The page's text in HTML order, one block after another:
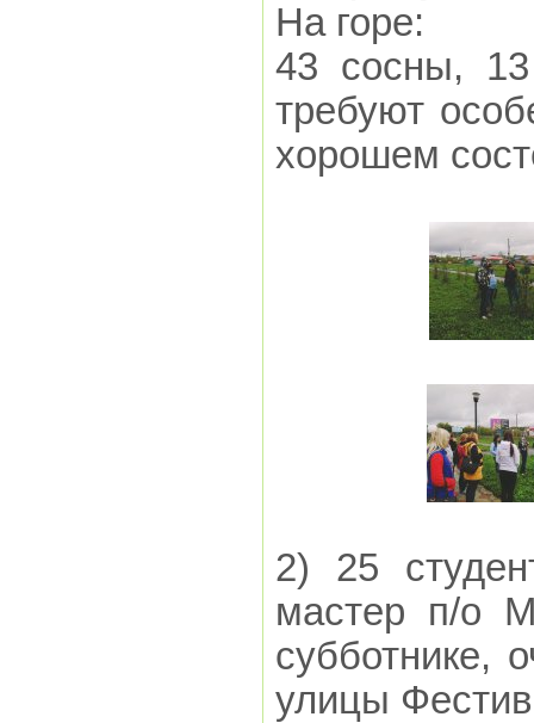
На горе:
43 сосны,
требуют
хорошем
2) 25
мастер п/о
субботнике,
улицы